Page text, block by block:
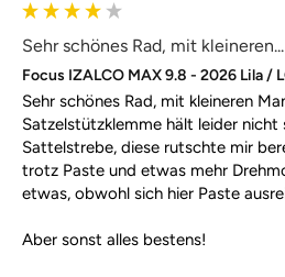
Sehr schönes Rad, mit kleineren...
Focus IZALCO MAX 9.8 - 2026 Lila /
Sehr schönes Rad, mit kleineren
Satzelstützklemme hält leider nicht
Sattelstrebe, diese rutschte mir
trotz Paste und etwas mehr
etwas, obwohl sich hier Paste
Aber sonst alles bestens!